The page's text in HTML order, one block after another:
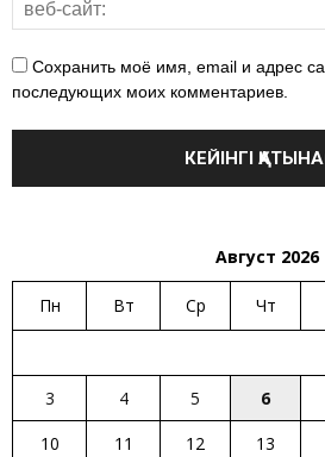
Сохранить моё имя, email и адрес
последующих моих комментариев.
Август 2026
Пн Вт Ср Чт
3
4 5 6
10
11 12 13